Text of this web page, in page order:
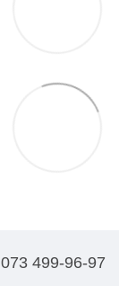
073 499-96-97